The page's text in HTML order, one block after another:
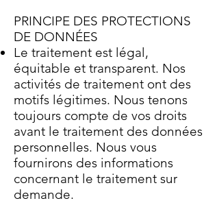
PRINCIPE DES PROTECTIONS
DE DONNÉES
Le traitement est légal,
équitable et transparent. Nos
activités de traitement ont des
motifs légitimes. Nous tenons
toujours compte de vos droits
avant le traitement des données
personnelles. Nous vous
fournirons des informations
concernant le traitement sur
demande.